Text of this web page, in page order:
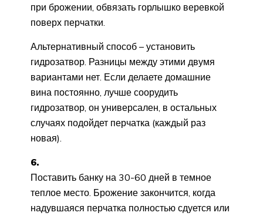
при брожении, обвязать горлышко веревкой
поверх перчатки.
Альтернативный способ – установить
гидрозатвор. Разницы между этими двумя
вариантами нет. Если делаете домашние
вина постоянно, лучше соорудить
гидрозатвор, он универсален, в остальных
случаях подойдет перчатка (каждый раз
новая).
6.
Поставить банку на 30-60 дней в темное
теплое место. Брожение закончится, когда
надувшаяся перчатка полностью сдуется или